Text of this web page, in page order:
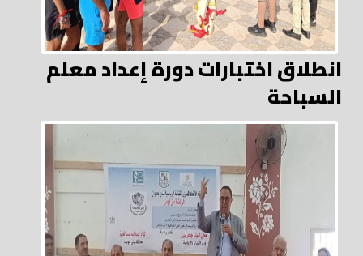
انطلاق اختبارات دورة إعداد معلم
السباحة